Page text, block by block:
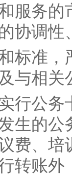
服务
协调性
准，
与相
公务
生的
费、
转账